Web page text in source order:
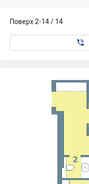
Поверх 2-14 / 14
